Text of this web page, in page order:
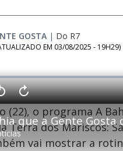
GOSTA | Do R7
EM 03/08/2025 - 19H29)
V
o
l
t
a
r
1
0
s
A
v
a
n
ç
a
1
0
(22), o programa A
Terra dos Mariscos:
vai mostrar a